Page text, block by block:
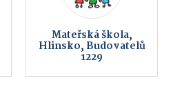
Mateřská škola,
Hlinsko, Budovatelů
1229